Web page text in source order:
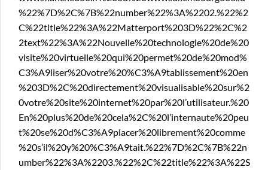
%22%7D%2C%7B%22number%22%3A%2202.%22%2
C%22title%22%3A%22Matterport%203D%22%2C%2
2text%22%3A%22Nouvelle%20technologie%20de%20
visite%20virtuelle%20qui%20permet%20de%20mod%
C3%A9liser%20votre%20%C3%A9tablissement%20en
%203D%2C%20directement%20visualisable%20sur%2
0votre%20site%20internet%20par%20l’utilisateur.%20
En%20plus%20de%20cela%2C%20l’internaute%20peu
t%20se%20d%C3%A9placer%20librement%20comme
%20s’il%20y%20%C3%A9tait.%22%7D%2C%7B%22n
umber%22%3A%2203.%22%2C%22title%22%3A%22S